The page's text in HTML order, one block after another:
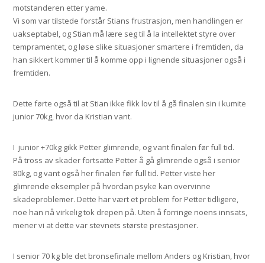
motstanderen etter yame.
Vi som var tilstede forstår Stians frustrasjon, men handlingen er
uakseptabel, og Stian må lære seg til å la intellektet styre over
tempramentet, og løse slike situasjoner smartere i fremtiden, da
han sikkert kommer til å komme opp i lignende situasjoner også i
fremtiden.
Dette førte også til at Stian ikke fikk lov til å gå finalen sin i kumite
junior 70kg, hvor da Kristian vant.
I junior +70kg gikk Petter glimrende, og vant finalen før full tid.
På tross av skader fortsatte Petter å gå glimrende også i senior
80kg, og vant også her finalen før full tid. Petter viste her
glimrende eksempler på hvordan psyke kan overvinne
skadeproblemer. Dette har vært et problem for Petter tidligere,
noe han nå virkelig tok drepen på. Uten å forringe noens innsats,
mener vi at dette var stevnets største prestasjoner.
I senior 70 kg ble det bronsefinale mellom Anders og Kristian, hvor